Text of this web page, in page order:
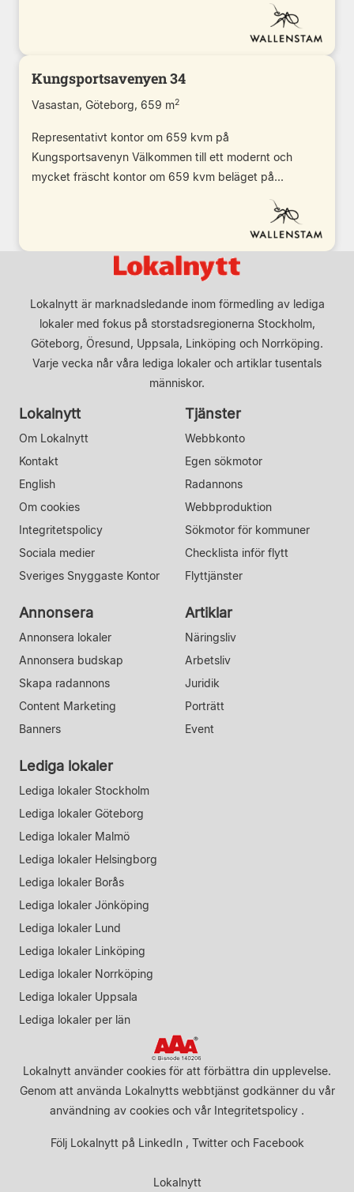
Kungsportsavenyen 34
Vasastan, Göteborg, 659 m2
Representativt kontor om 659 kvm på
Kungsportsavenyn Välkommen till ett modernt och
mycket fräscht kontor om 659 kvm beläget på...
Lokalnytt är marknadsledande inom förmedling av lediga
lokaler med fokus på storstadsregionerna Stockholm,
Göteborg, Öresund, Uppsala, Linköping och Norrköping.
Varje vecka når våra lediga lokaler och artiklar tusentals
människor.
Lokalnytt
Om Lokalnytt
Kontakt
English
Om cookies
Integritetspolicy
Sociala medier
Sveriges Snyggaste Kontor
Tjänster
Webbkonto
Egen sökmotor
Radannons
Webbproduktion
Sökmotor för kommuner
Checklista inför flytt
Flyttjänster
Annonsera
Annonsera lokaler
Annonsera budskap
Skapa radannons
Content Marketing
Banners
Artiklar
Näringsliv
Arbetsliv
Juridik
Porträtt
Event
Lediga lokaler
Lediga lokaler Stockholm
Lediga lokaler Göteborg
Lediga lokaler Malmö
Lediga lokaler Helsingborg
Lediga lokaler Borås
Lediga lokaler Jönköping
Lediga lokaler Lund
Lediga lokaler Linköping
Lediga lokaler Norrköping
Lediga lokaler Uppsala
Lediga lokaler per län
Lokalnytt använder cookies för att förbättra din upplevelse.
Genom att använda Lokalnytts webbtjänst godkänner du vår
användning av cookies och vår Integritetspolicy .
Följ Lokalnytt på LinkedIn, Twitteroch Facebook
Lokalnytt